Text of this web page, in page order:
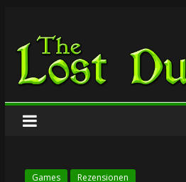
springen
The
Lost
Dungeon
Games Rezensionen